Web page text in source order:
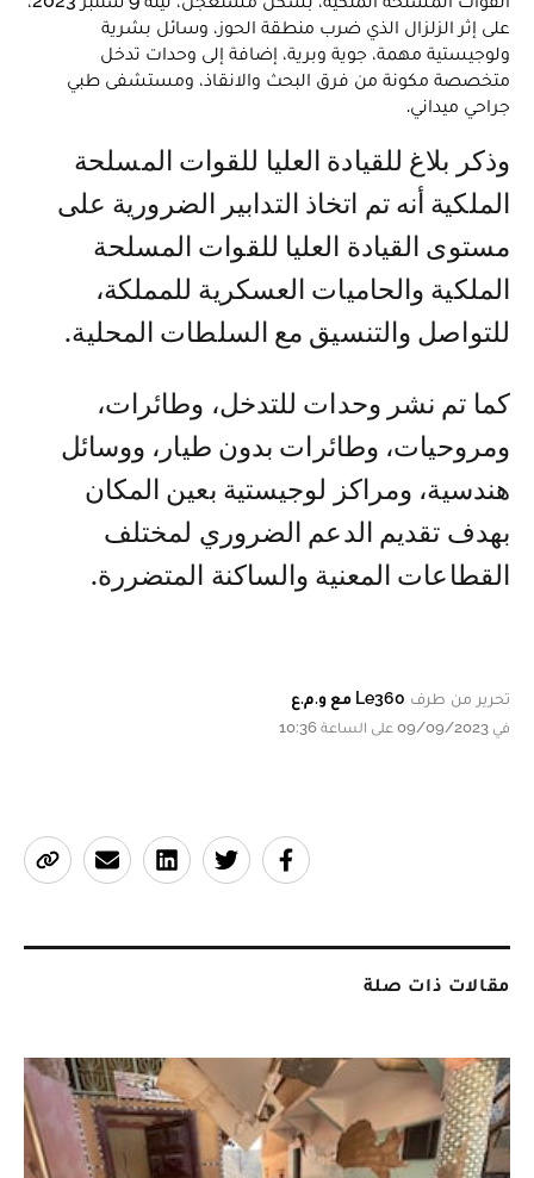
على إثر الزلزال الذي ضرب منطقة الحوز، وسائل بشرية
ولوجيستية مهمة، جوية وبرية، إضافة إلى وحدات تدخل
متخصصة مكونة من فرق البحث والانقاذ، ومستشفى طبي
جراحي ميداني.
وذكر بلاغ للقيادة العليا للقوات المسلحة
الملكية أنه تم اتخاذ التدابير الضرورية على
مستوى القيادة العليا للقوات المسلحة
الملكية والحاميات العسكرية للمملكة،
للتواصل والتنسيق مع السلطات المحلية.
كما تم نشر وحدات للتدخل، وطائرات،
ومروحيات، وطائرات بدون طيار، ووسائل
هندسية، ومراكز لوجيستية بعين المكان
بهدف تقديم الدعم الضروري لمختلف
القطاعات المعنية والساكنة المتضررة.
تحرير من طرف Le360 مع و.م.ع
في 09/09/2023 على الساعة 10:36
مقالات ذات صلة